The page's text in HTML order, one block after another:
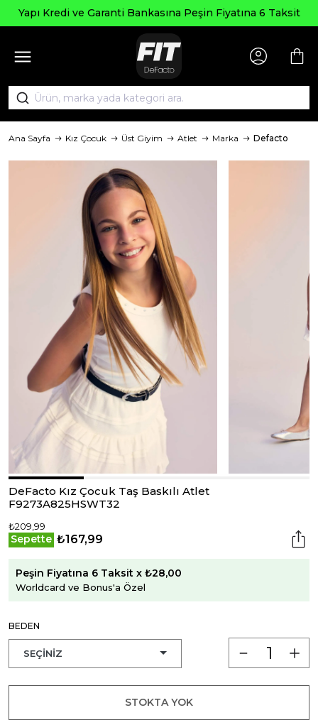
Yapı Kredi ve Garanti Bankasına Peşin Fiyatına 6 Taksit
Ana Sayfa Kız Çocuk Üst Giyim Atlet Marka Defacto
DeFacto Kız Çocuk Taş Baskılı Atlet
F9273A825HSWT32
₺209,99
Sepette ₺167,99
Peşin Fiyatına 6 Taksit x ₺28,00
Worldcard ve Bonus'a Özel
BEDEN
STOKTA YOK